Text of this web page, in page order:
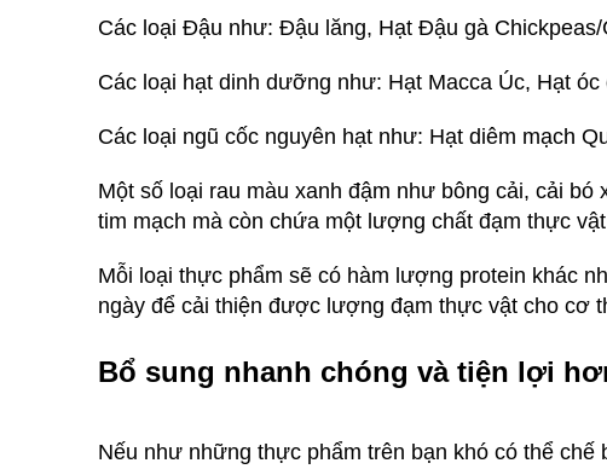
Các loại Đậu như: Đậu lăng, Hạt Đậu gà
Các loại hạt dinh dưỡng như: Hạt Macca Úc, Hạt
Các loại ngũ cốc nguyên hạt như: Hạt diêm mạch
Một số loại rau màu xanh đậm như bông cải, cải
tim mạch mà còn chứa một lượng chất đạm thực
Mỗi loại thực phẩm sẽ có hàm lượng protein khác
ngày để cải thiện được lượng đạm thực vật cho cơ
Bổ sung nhanh chóng và tiện lợi
Nếu như những thực phẩm trên bạn khó có thể